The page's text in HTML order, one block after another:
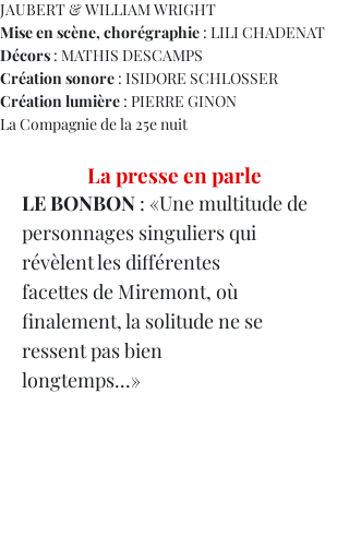
JAUBERT & WILLIAM WRIGHT
Mise en scène, chorégraphie : LILI CHADENAT
Décors : MATHIS DESCAMPS
Création sonore : ISIDORE SCHLOSSER
Création lumière : PIERRE GINON
La Compagnie de la 25e nuit
La presse en parle
LE BONBON : «Une multitude de
personnages singuliers qui
révèlent les différentes
facettes de Miremont, où
finalement, la solitude ne se
ressent pas bien
longtemps...»